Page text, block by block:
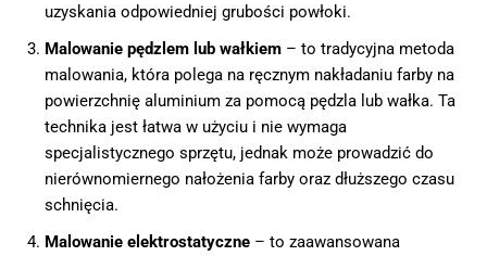
uzyskania odpowiedniej grubości powłoki.
Malowanie pędzlem lub wałkiem – to tradycyjna metoda
malowania, która polega na ręcznym nakładaniu farby na
powierzchnię aluminium za pomocą pędzla lub wałka. Ta
technika jest łatwa w użyciu i nie wymaga
specjalistycznego sprzętu, jednak może prowadzić do
nierównomiernego nałożenia farby oraz dłuższego czasu
schnięcia.
Malowanie elektrostatyczne – to zaawansowana